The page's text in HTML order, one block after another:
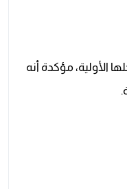
الأولية، مؤكدة أنه